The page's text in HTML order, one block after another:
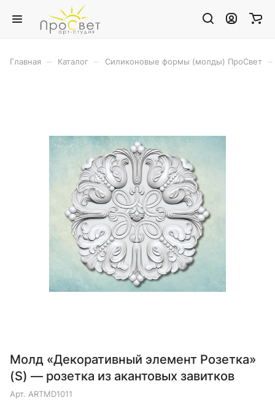
Главная Каталог Силиконовые формы (молды) ПроСвет
Молд «Декоративный элемент Розетка»
(S) — розетка из акантовых завитков
Арт. ARTMD1011